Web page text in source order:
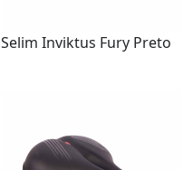
Selim Inviktus Fury Preto